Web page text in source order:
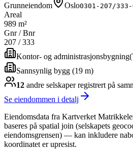
Grunneiendom
Oslo0301-207/333-
Areal
989 m²
Gnr / Bnr
207 /333
Kontor- og administrasjonsbygning(
Sannsynlig bygg (19 m)
12 andre selskaperregistrert på
Se eiendommen i detalj
Eiendomsdata fra Kartverket
baseres på spatial join (selskapets
eiendomsgrensen) — kan inkludere
koordinatet er upresist.